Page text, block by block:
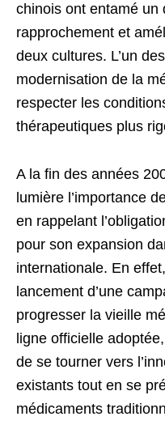
chinois ont entamé un
rapprochement et
deux cultures. L’un
modernisation de la
respecter les
thérapeutiques plus
A la fin des années
lumière l’importance
en rappelant
pour son expansion
internationale. En
lancement d’une
progresser la vieille
ligne officielle
de se tourner vers
existants tout en se
médicaments